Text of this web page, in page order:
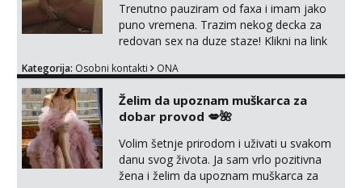
Trenutno pauziram od faxa i imam jako
puno vremena. Trazim nekog decka za
redovan sex na duze staze! Klikni na link
Kategorija: Osobni kontakti ONA
Želim da upoznam muškarca za
dobar provod 💋🌺
Volim šetnje prirodom i uživati u svakom
danu svog života. Ja sam vrlo pozitivna
žena i želim da upoznam muškarca za